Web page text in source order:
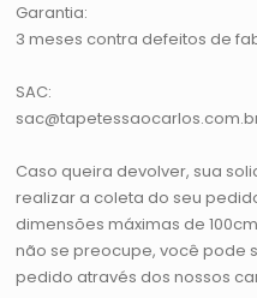
Garantia:
3 meses contra defeitos de
SAC:
Caso queira devolver, sua
realizar a coleta do seu
dimensões máximas de
não se preocupe, você pode
pedido através dos nossos